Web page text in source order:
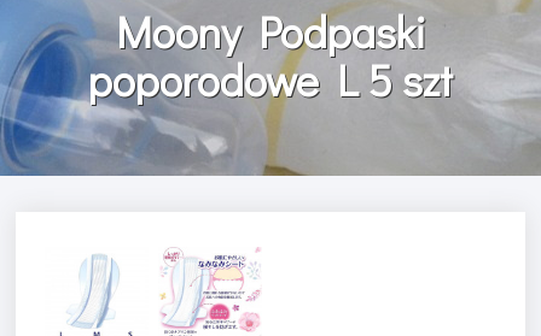
Moony Podpaski
poporodowe L 5 szt